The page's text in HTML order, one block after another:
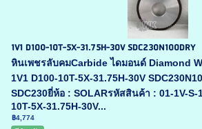
1V1 D100-10T-5X-31.75H-30V SDC230N100DRY
หินเพชรลับคมCarbide ไดมอนด์ Diamond
1V1 D100-10T-5X-31.75H-30V
SDC230ยี่ห้อ : SOLARรหัสสินค้า : 01-1V-
10T-5X-31.75H-30V...
฿4,774